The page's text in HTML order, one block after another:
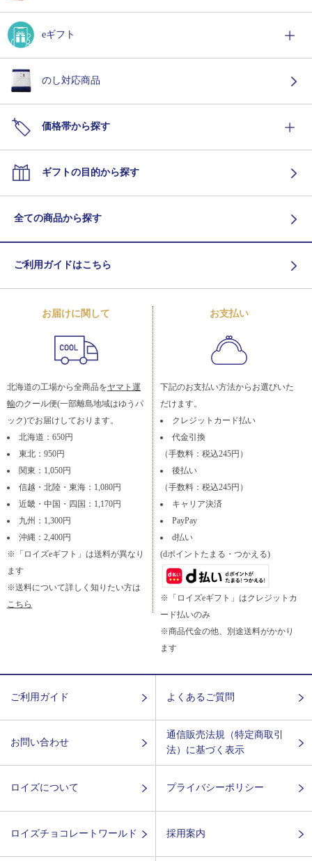
eギフト
のし対応商品
価格帯から探す
ギフトの目的から探す
全ての商品から探す
ご利用ガイドはこちら
お届けに関して
北海道の工場から全商品をヤマト運
輸のクール便(一部離島地域はゆうパ
ック)でお届けしております。
北海道：650円
東北：950円
関東：1,050円
信越・北陸・東海：1,080円
近畿・中国・四国：1,170円
九州：1,300円
沖縄：2,400円
※「ロイズeギフト」は送料が異なり
ます
※送料について詳しく知りたい方は
こちら
お支払い
下記のお支払い方法からお選びいた
だけます。
クレジットカード払い
代金引換
（手数料：税込245円）
後払い
（手数料：税込245円）
キャリア決済
PayPay
d払い
(dポイントたまる・つかえる)
※「ロイズeギフト」はクレジットカ
ード払いのみ
※商品代金の他、別途送料がかかり
ます
ご利用ガイド よくあるご質問
お問い合わせ
通信販売法規（特定商取引
法）に基づく表示
ロイズについて プライバシーポリシー
ロイズチョコレートワールド 採用案内